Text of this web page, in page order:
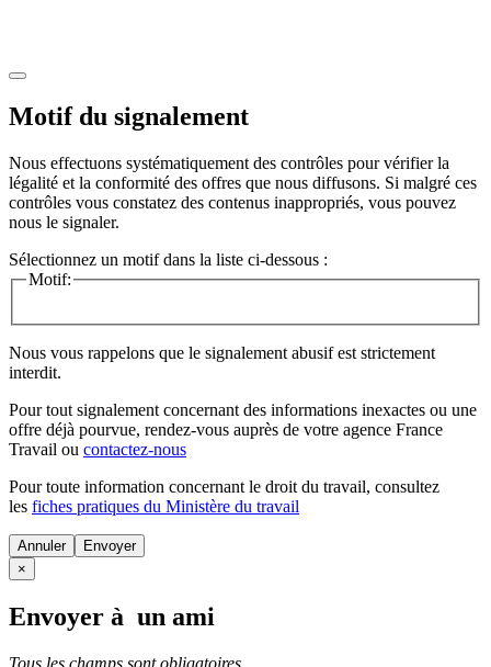
Motif du signalement
Nous effectuons systématiquement des contrôles pour vérifier la
légalité et la conformité des offres que nous diffusons. Si malgré ces
contrôles vous constatez des contenus inappropriés, vous pouvez
nous le signaler.
Sélectionnez un motif dans la liste ci-dessous :
Motif:
Nous vous rappelons que le signalement abusif est strictement
interdit.
Pour tout signalement concernant des informations inexactes ou une
offre déjà pourvue, rendez-vous auprès de votre agence France
Travail ou contactez-nous
Pour toute information concernant le droit du travail, consultez
les fiches pratiques du Ministère du travail
Annuler
×
Envoyer à un ami
Tous les champs sont obligatoires